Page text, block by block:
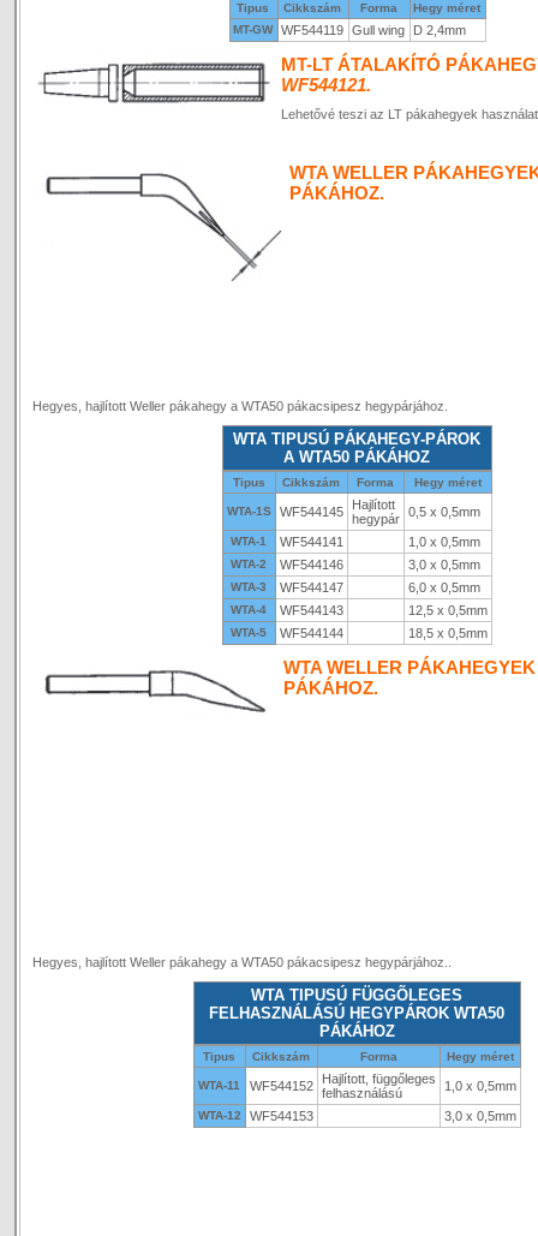
Tipus Cikkszám Forma
Hegy méret
MT-GW
WF544119 Gull wing D 2,4mm
MT-LT ÁTALAKÍTÓ
WF544121.
Lehetővé teszi az LT pákahegyek
WTA WELLER
PÁKÁHOZ.
Hegyes, hajlított Weller pákahegy a WTA50 pákacsipesz hegypárjához.
WTA TIPUSÚ PÁKAHEGY-PÁROK
A WTA50 PÁKÁHOZ
Tipus Cikkszám Forma Hegy méret
WTA-1S WF544145
Hajlított
hegypár 0,5 x 0,5mm
WTA-1 WF544141 1,0 x 0,5mm
WTA-2 WF544146 3,0 x 0,5mm
WTA-3 WF544147 6,0 x 0,5mm
WTA-4 WF544143 12,5 x 0,5mm
WTA-5 WF544144 18,5 x 0,5mm
WTA WELLER PÁKAHEGYEK
PÁKÁHOZ.
Hegyes, hajlított Weller pákahegy a WTA50 pákacsipesz hegypárjához..
WTA TIPUSÚ FÜGGÕLEGES
FELHASZNÁLÁSÚ HEGYPÁROK WTA50
PÁKÁHOZ
Tipus Cikkszám Forma Hegy méret
WTA-11 WF544152
Hajlított, függőleges
felhasználású
1,0 x 0,5mm
WTA-12 WF544153 3,0 x 0,5mm